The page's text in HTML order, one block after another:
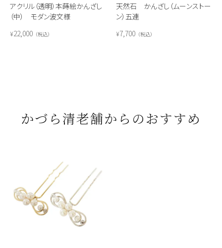
アクリル（透明）本蒔絵かんざし
（中） モダン波文様
¥22,000 税込
天然石 かんざし（ムーンストー
ン）五連
¥7,700 税込
かづら清老舗からのおすすめ